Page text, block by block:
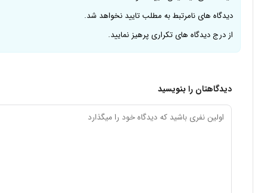
دیدگاه های نامرتبط به مطلب تایید نخواهد شد.
از درج دیدگاه های تکراری پرهیز نمایید.
دیدگاهتان را بنویسید